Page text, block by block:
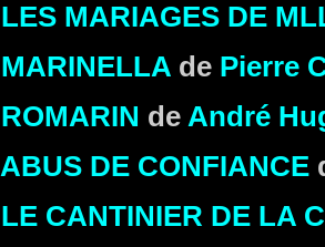
LES MARIAGES DE
MARINELLA de Pierre
ROMARIN de André
ABUS DE CONFIANCE
LE CANTINIER DE LA